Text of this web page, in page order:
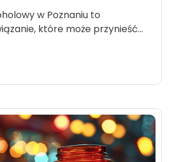
w Poznaniu to
które może przynieść…